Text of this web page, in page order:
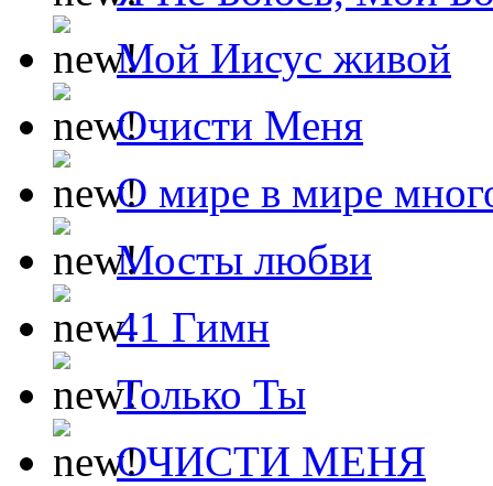
Мой Иисус живой
Очисти Меня
О мире в мире
Мосты любви
41 Гимн
Только Ты
ОЧИСТИ МЕНЯ